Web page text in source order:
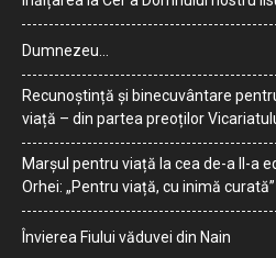
Dumnezeu…
Recunoștință și binecuvântare
viață – din partea preoților
Marșul pentru viață la cea de-a II-a
Orhei: „Pentru viață, cu inimă curată”
Învierea Fiului văduvei din Nain